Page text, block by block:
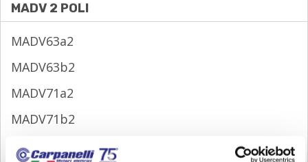
MADV 2 POLI
MADV63a2
MADV63b2
MADV71a2
MADV71b2
MADV80a2